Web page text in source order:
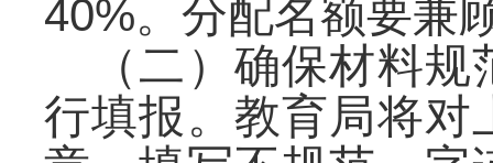
40%。分配名额要兼
（二）确保材料
行填报。教育局将对